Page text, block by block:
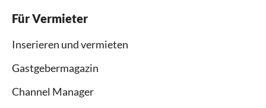
Für Vermieter
Inserieren und vermieten
Gastgebermagazin
Channel Manager